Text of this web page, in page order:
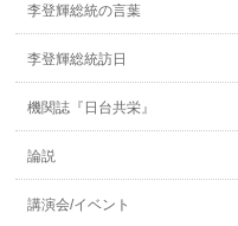
李登輝総統の言葉
李登輝総統訪日
機関誌『日台共栄』
論説
講演会/イベント